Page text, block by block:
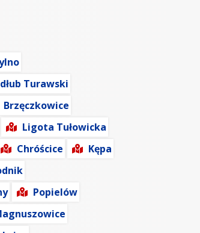
Turawski
Brzęczkowice
Ligota Tułowicka
Chróścice
Kępa
Popielów